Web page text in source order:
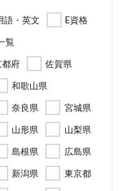
語・英文
E資格
覧
都府
佐賀県
和歌山県
奈良県
宮城県
山形県
山梨県
島根県
広島県
新潟県
東京都